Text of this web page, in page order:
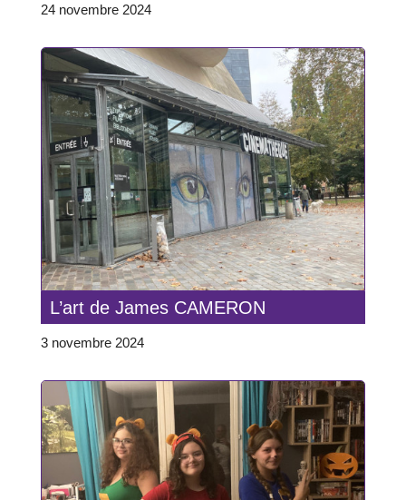
24 novembre 2024
L’art de James CAMERON
3 novembre 2024